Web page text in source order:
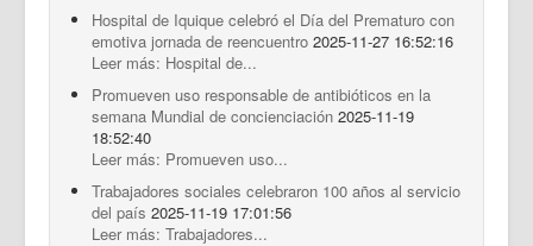
Hospital de Iquique celebró el Día del Prematuro con
emotiva jornada de reencuentro 2025-11-27 16:52:16
Leer más: Hospital de...
Promueven uso responsable de antibióticos en la
semana Mundial de concienciación 2025-11-19
18:52:40
Leer más: Promueven uso...
Trabajadores sociales celebraron 100 años al servicio
del país 2025-11-19 17:01:56
Leer más: Trabajadores...